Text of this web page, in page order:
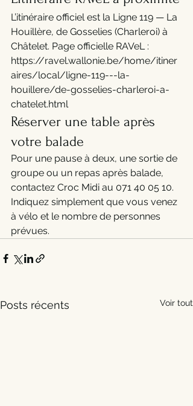
L’itinéraire officiel est la Ligne 119 — La
Houillère, de Gosselies (Charleroi) à
Châtelet. Page officielle RAVeL :
https://ravel.wallonie.be/home/itiner
aires/local/ligne-119---la-
houillere/de-gosselies-charleroi-a-
chatelet.html
Réserver une table après
votre balade
Pour une pause à deux, une sortie de
groupe ou un repas après balade,
contactez Croc Midi au 071 40 05 10.
Indiquez simplement que vous venez
à vélo et le nombre de personnes
prévues.
Posts récents Voir tout